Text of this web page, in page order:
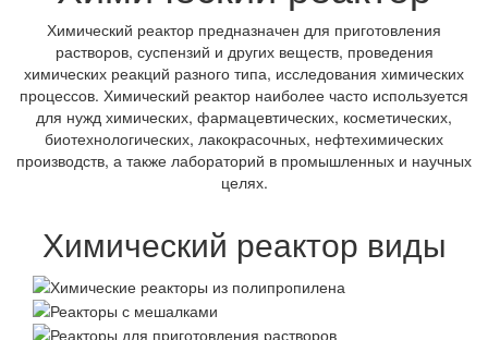
Химический реактор предназначен для приготовления
растворов, суспензий и других веществ, проведения
химических реакций разного типа, исследования химических
процессов. Химический реактор наиболее часто используется
для нужд химических, фармацевтических, косметических,
биотехнологических, лакокрасочных, нефтехимических
производств, а также лабораторий в промышленных и научных
целях.
Химический реактор виды